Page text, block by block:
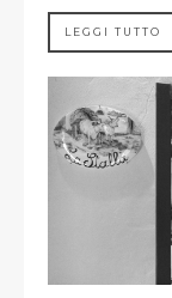
LEGGI TUTTO